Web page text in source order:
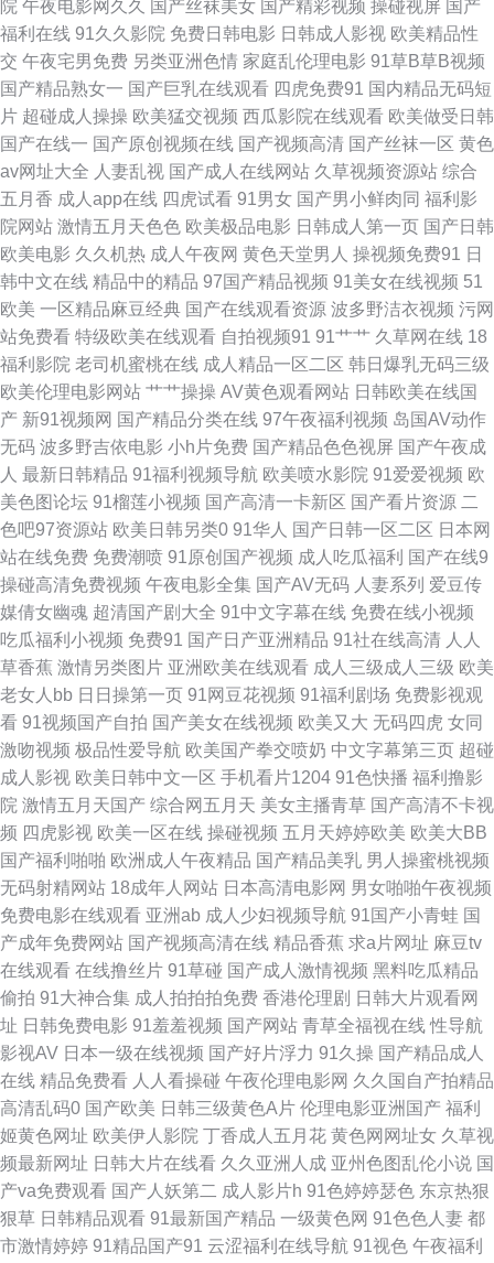
产精品欧美日韩动漫 亚洲成人电影院 国产美女冒 爽爽影院现观 成品人视频
ww入口 欧美性交片深喉 91美女色色 麻花影视最 夜色资源总站 国产一区精
彩视频 午夜国产色色AV 国产盗摄经典盗摄 日韩蜜桃 AV地址资源 免费午夜
高 真实强奷在线中文 男女上床黄色 午夜激情av网站 老司机操逼网站 91香蕉
在线看 免费精品国产 爰这里有精品国产 97在线播放免费观看全集电视剧 国
模精品五区 精品在线免费视频 亚洲日韩资源 韩国福利电影院 星空影院网 国
产精品久线在线观看 豆花国精品 深夜影院a 第四色伊人 人人网官网登录入口
97日韩精品中文字幕 欧美亚洲国产日韩综合 91自拍视频 欧美成人一级片 中
日韩欧美风情视频 图片专区 国产第二区 日韩一卡2卡3卡4卡无卡免费视频
成全在线高清观看免费完整 人妖AV综合网 99热在线国产 欧美xxxxx 在线看
高清完整视频 久久嫩草精品 亚洲最大综合日韩精品 好看的电影 小学生嫩交
av12 国产精品毛片 日韩在线观看影院 给我免费 亚洲精品中文字幕无码A片
老网站 最好看免费观看高清视频大全 日韩国产色的 板栗电影网2020 日本无
码影院 成全影视在线观看 日本中文字幕视频久 成人伊人AV网 日本鳥国片
www高清 区亚洲二区 91小妖国产在线播放 欧韩在线视频 中文字幕中文有码
在线 久久久久久久久国产 欲求不满的邻居 精品视频在线观看一区 亚洲一区
亚 极品影视一区二区三区 亚洲中文字幕在线五月婷久 黄色网入口站91 亚洲
国产精品午夜电影 国产亚洲V^ 亚洲精品高清视频 国产一区二区免费在线 无
码欧洲三区 国产成在线观看免 视频免费观看一区二区 国产a级 日韩一三区开
心影院 成人色情小电影 日本香蕉尹人在线视频 欧美一区二区中文色 神码影
院 乱码欧美一卡2卡3卡4 69福利视频导航 欧美日韩亚洲精品一二 亚洲一区
乱码在线观看 婷婷五月天色色 国产精品人人视频 无人在线观看 国产精品探
花少妇 天天噜噜噜夜夜爽爽 国产96在线视频播放 先锋5566资源网 国产日b
院 午夜电影网久久 国产丝袜美女 国产精彩视频 操碰视屏 国产
福利在线 91久久影院 免费日韩电影 日韩成人影视 欧美精品性
交 午夜宅男免费 另类亚洲色情 家庭乱伦理电影 91草B草B视频
国产精品熟女一 国产巨乳在线观看 四虎免费91 国内精品无码短
片 超碰成人操操 欧美猛交视频 西瓜影院在线观看 欧美做受日韩
国产在线一 国产原创视频在线 国产视频高清 国产丝袜一区 黄色
av网址大全 人妻乱视 国产成人在线网站 久草视频资源站 综合
五月香 成人app在线 四虎试看 91男女 国产男小鲜肉同 福利影
院网站 激情五月天色色 欧美极品电影 日韩成人第一页 国产日韩
欧美电影 久久机热 成人午夜网 黄色天堂男人 操视频免费91 日
韩中文在线 精品中的精品 97国产精品视频 91美女在线视频 51
欧美 一区精品麻豆经典 国产在线观看资源 波多野洁衣视频 污网
站免费看 特级欧美在线观看 自拍视频91 91艹艹 久草网在线 18
福利影院 老司机蜜桃在线 成人精品一区二区 韩日爆乳无码三级
欧美伦理电影网站 艹艹操操 AV黄色观看网站 日韩欧美在线国
产 新91视频网 国产精品分类在线 97午夜福利视频 岛国AV动作
无码 波多野吉依电影 小h片免费 国产精品色色视屏 国产午夜成
人 最新日韩精品 91福利视频导航 欧美喷水影院 91爱爱视频 欧
美色图论坛 91榴莲小视频 国产高清一卡新区 国产看片资源 二
色吧97资源站 欧美日韩另类0 91华人 国产日韩一区二区 日本网
站在线免费 免费潮喷 91原创国产视频 成人吃瓜福利 国产在线9
操碰高清免费视频 午夜电影全集 国产AV无码 人妻系列 爱豆传
媒倩女幽魂 超清国产剧大全 91中文字幕在线 免费在线小视频
吃瓜福利小视频 免费91 国产日产亚洲精品 91社在线高清 人人
草香蕉 激情另类图片 亚洲欧美在线观看 成人三级成人三级 欧美
老女人bb 日日操第一页 91网豆花视频 91福利剧场 免费影视观
看 91视频国产自拍 国产美女在线视频 欧美又大 无码四虎 女同
激吻视频 极品性爱导航 欧美国产拳交喷奶 中文字幕第三页 超碰
成人影视 欧美日韩中文一区 手机看片1204 91色快播 福利撸影
院 激情五月天国产 综合网五月天 美女主播青草 国产高清不卡视
频 四虎影视 欧美一区在线 操碰视频 五月天婷婷欧美 欧美大BB
国产福利啪啪 欧洲成人午夜精品 国产精品美乳 男人操蜜桃视频
无码射精网站 18成年人网站 日本高清电影网 男女啪啪午夜视频
免费电影在线观看 亚洲ab 成人少妇视频导航 91国产小青蛙 国
产成年免费网站 国产视频高清在线 精品香蕉 求a片网址 麻豆tv
在线观看 在线撸丝片 91草碰 国产成人激情视频 黑料吃瓜精品
偷拍 91大神合集 成人拍拍拍免费 香港伦理剧 日韩大片观看网
址 日韩免费电影 91羞羞视频 国产网站 青草全福视在线 性导航
影视AV 日本一级在线视频 国产好片浮力 91久操 国产精品成人
在线 精品免费看 人人看操碰 午夜伦理电影网 久久国自产拍精品
高清乱码0 国产欧美 日韩三级黄色A片 伦理电影亚洲国产 福利
姬黄色网址 欧美伊人影院 丁香成人五月花 黄色网网址女 久草视
频最新网址 日韩大片在线看 久久亚洲人成 亚州色图乱伦小说 国
产va免费观看 国产人妖第二 成人影片h 91色婷婷瑟色 东京热狠
狠草 日韩精品观看 91最新国产精品 一级黄色网 91色色人妻 都
市激情婷婷 91精品国产91 云涩福利在线导航 91视色 午夜福利